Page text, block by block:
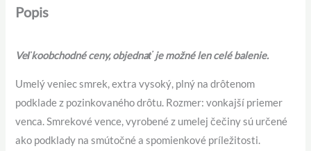
Popis
Veľkoobchodné ceny, objednať je možné len celé balenie.
Umelý veniec smrek, extra vysoký, plný na drôtenom
podklade z pozinkovaného drôtu. Rozmer: vonkajší priemer
venca. Smrekové vence, vyrobené z umelej čečiny sú určené
ako podklady na smútočné a spomienkové príležitosti.